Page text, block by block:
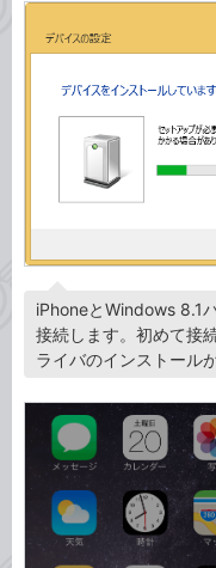
iPhoneとWindows 8.1
接続します。初めて接
ライバのインストール